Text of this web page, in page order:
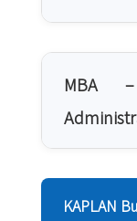
MBA
KAPLAN